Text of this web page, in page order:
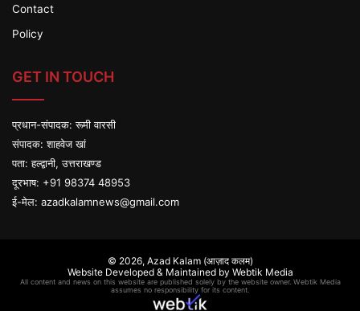
Contact
Policy
GET IN TOUCH
प्रधान-संपादक: रूमी वारसी
संपादक: शाहवेज खां
पता: हल्द्वानी, उत्तराखण्ड
दूरभाष: +91 98374 48953
ई-मेल: azadkalamnews@gmail.com
© 2026, Azad Kalam (आज़ाद कलम)
Website Developed & Maintained by Webtik Media
All content and news on this website are published solely by the website owner. Webtik Media
assumes no responsibility for its content.